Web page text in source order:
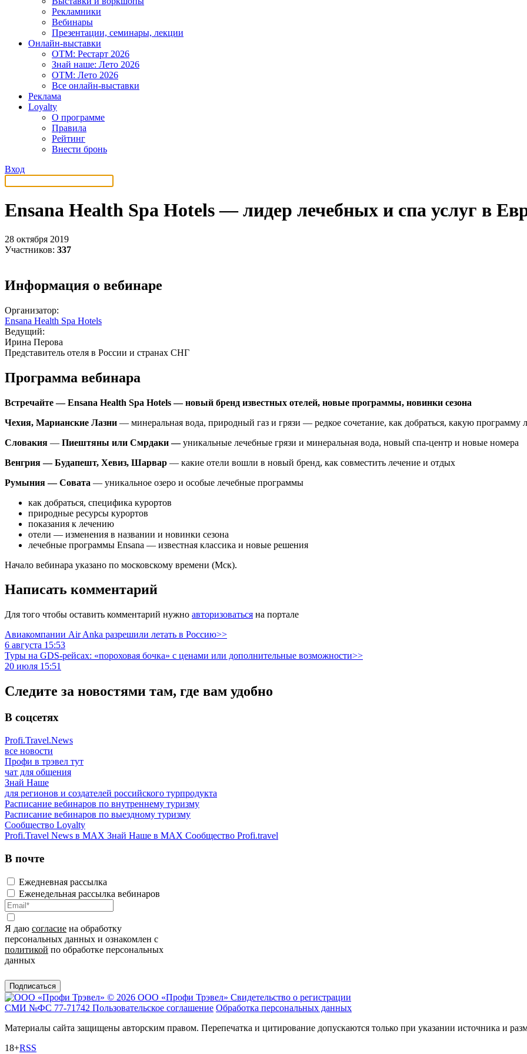
Рекламники
Вебинары
Презентации, семинары, лекции
Онлайн-выставки
OTM: Рестарт 2026
Знай наше: Лето 2026
OTM: Лето 2026
Все онлайн-выставки
Реклама
Loyalty
О программе
Правила
Рейтинг
Внести бронь
Вход
Ensana Health Spa Hotels — лидер лечебных и спа услуг в
28 октября 2019
Участников: 337
Информация о вебинаре
Организатор:
Ensana Health Spa Hotels
Ведущий:
Ирина Перова
Представитель отеля в России и странах СНГ
Программа вебинара
Встречайте —Ensana Health Spa Hotels — новый бренд известных отелей, новые программы, новинки сезона
Чехия, Марианские Лазни — минеральная вода, природный газ и грязи — редкое сочетание, как добраться, какую программу
Словакия — Пиештяны или Смрдаки —уникальные лечебные грязи и минеральная вода, новый спа-центр и новые номера
Венгрия — Будапешт, Хевиз, Шарвар — какие отели вошли в новый бренд, как совместить лечение и отдых
Румыния — Совата — уникальное озеро и особые лечебные программы
как добраться, специфика курортов
природные ресурсы курортов
показания к лечению
отели — изменения в названии и новинки сезона
лечебные программы Ensana — известная классика и новые решения
Начало вебинара указано по московскому времени (Мск).
Написать комментарий
Для того чтобы оставить комментарий нужно авторизоваться на портале
Авиакомпании Air Anka разрешили летать в Россию>>
6 августа 15:53
Туры на GDS-рейсах: «пороховая бочка» с ценами или дополнительные возможности>>
20 июля 15:51
Следите за новостями там, где вам удобно
В соцсетях
Profi.Travel.News
все новости
Профи в трэвел тут
чат для общения
Знай Наше
для регионов и создателей российского турпродукта
Расписание вебинаров по внутреннему туризму
Расписание вебинаров по выездному туризму
Сообщество Loyalty
Profi.Travel News в MAX Знай Наше в MAX Сообщество Profi.travel
В почте
Ежедневная рассылка
Еженедельная рассылка вебинаров
Я даю согласие на обработку
персональных данных и ознакомлен с
политикой по обработке персональных
данных
Подписаться
© 2026 ООО «Профи Трэвeл» Свидетельство о регистрации
СМИ №ФС 77-71742 Пользовательское соглашение Обработка персональных данных
Материалы сайта защищены авторским правом. Перепечатка и цитирование допускаются только при указании источника и
18+RSS